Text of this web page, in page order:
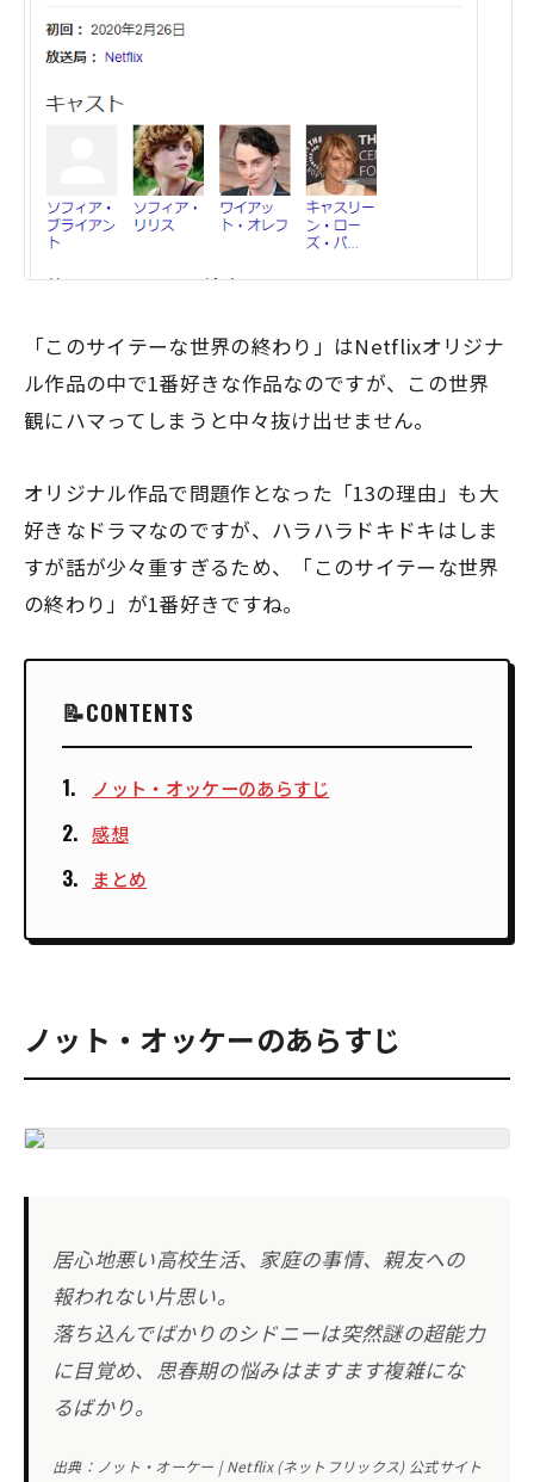
「このサイテーな世界の終わり」はNetflixオリジナ
ル作品の中で1番好きな作品なのですが、この世界
観にハマってしまうと中々抜け出せません。
オリジナル作品で問題作となった「13の理由」も大
好きなドラマなのですが、ハラハラドキドキはしま
すが話が少々重すぎるため、「このサイテーな世界
の終わり」が1番好きですね。
CONTENTS
ノット・オッケーのあらすじ
感想
まとめ
ノット・オッケーのあらすじ
居心地悪い高校生活、家庭の事情、親友への
報われない片思い。
落ち込んでばかりのシドニーは突然謎の超能力
に目覚め、思春期の悩みはますます複雑にな
るばかり。
出典：ノット・オーケー | Netflix (ネットフリックス) 公式サイト